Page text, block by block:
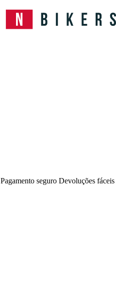
Pagamento seguro Devoluções fáceis